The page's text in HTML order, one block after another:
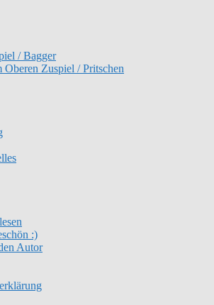
/ Bagger
Oberen Zuspiel / Pritschen
:)
Autor